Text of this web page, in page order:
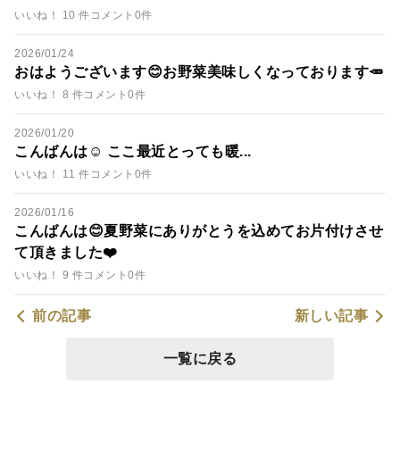
いいね！ 10 件 コメント0件
2026/01/24
おはようございます😊お野菜美味しくなっております🥕
いいね！ 8 件コメント0件
2026/01/20
こんばんは☺️ ここ最近とっても暖...
いいね！ 11 件 コメント0件
2026/01/16
こんばんは😊夏野菜にありがとうを込めてお片付けさせ
て頂きました❤️
いいね！ 9 件コメント0件
前の記事 新しい記事
一覧に戻る